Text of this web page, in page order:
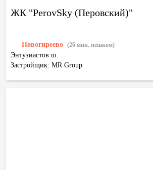
ЖК "PerovSky (Перовский)"
Новогиреево (26 мин. пешком)
Энтузиастов ш.
Застройщик: MR Group